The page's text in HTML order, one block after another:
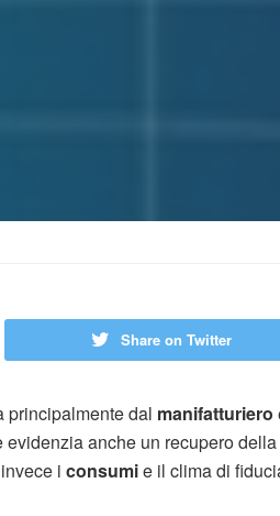
Share on Twitter
principalmente dal manifatturiero
evidenzia anche un recupero della
i consumie il clima di